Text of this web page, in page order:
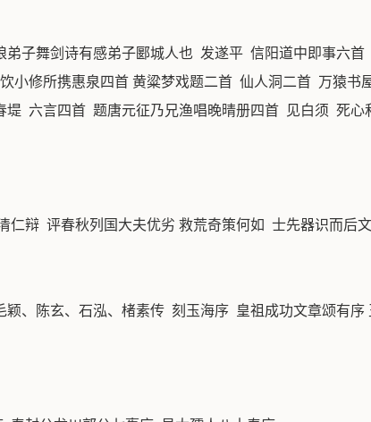
子舞剑诗有感弟子郾城人也 发遂平 信阳道中即事六首
小修所携惠泉四首 黄粱梦戏题二首 仙人洞二首 万猿书
六言四首 题唐元征乃兄渔唱晚晴册四首 见白须 死心
辩 评春秋列国大夫优劣 救荒奇策何如 士先器识而后
、陈玄、石泓、楮素传 刻玉海序 皇祖成功文章颂有序